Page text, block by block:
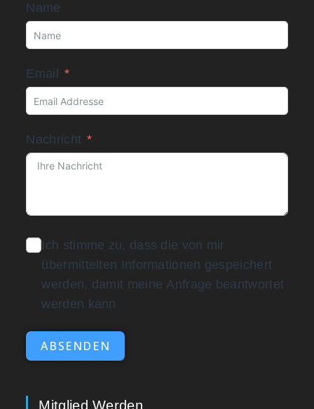
Name
Email
Nachricht
Ich stimme zu, dass die von mir
übermittelten Informationen gespeichert
werden, damit meine Anfrage beantwortet
werden kann
ABSENDEN
Mitglied Werden